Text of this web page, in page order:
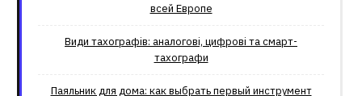
всей Европе
Види тахографів: аналогові, цифрові та смарт-
тахографи
Паяльник для дома: как выбрать первый инструмент